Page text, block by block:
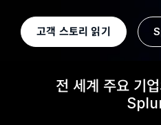
고객 스토리 읽기
전 세계 주요 기